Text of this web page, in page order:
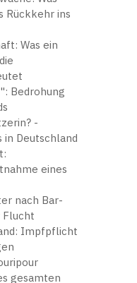
Rückkehr ins
Was ein
Bedrohung
-
in Deutschland
eines
nach Bar-
Flucht
Impfpflicht
gesamten